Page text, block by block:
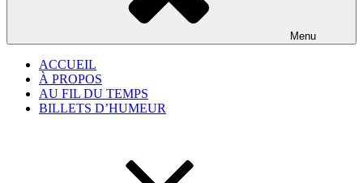
Menu
ACCUEIL
À PROPOS
AU FIL DU TEMPS
BILLETS D’HUMEUR